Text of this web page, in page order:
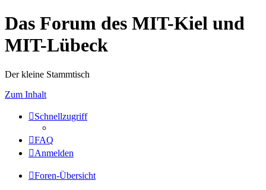
Das Forum des MIT-Kiel und
MIT-Lübeck
Der kleine Stammtisch
Zum Inhalt
Schnellzugriff
FAQ
Anmelden
Foren-Übersicht